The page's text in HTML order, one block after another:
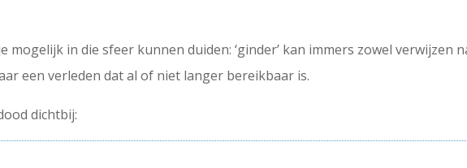
mogelijk in die sfeer kunnen duiden: ‘ginder’ kan immers zowel verwijzen
een verleden dat al of niet langer bereikbaar is.
dichtbij: